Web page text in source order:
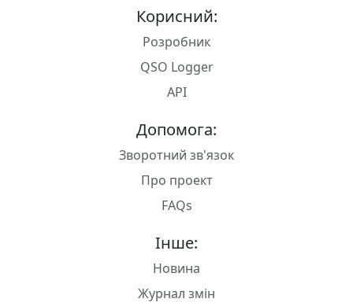
Корисний:
Розробник
QSO Logger
API
Допомога:
Зворотний зв'язок
Про проект
FAQs
Інше:
Новина
Журнал змін